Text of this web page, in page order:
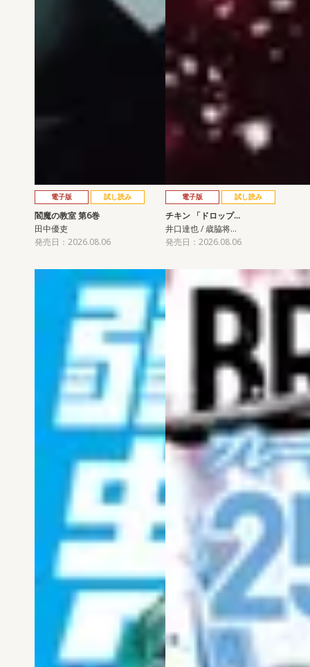
電子版 試し読み
閻魔の教室 第6巻
田中優吏
発売日：2026.08.06
電子版 試し読み
チキン 「ドロップ…
井口達也 / 歳脇将…
発売日：2026.08.06